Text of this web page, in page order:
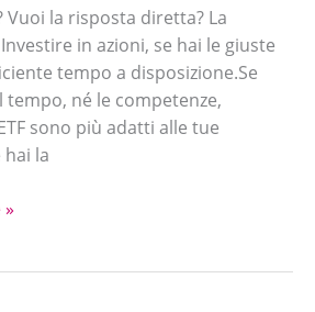
Vuoi la risposta diretta? La
in azioni, se hai le giuste
tempo a disposizione.Se
tempo, né le competenze,
sono più adatti alle tue
la